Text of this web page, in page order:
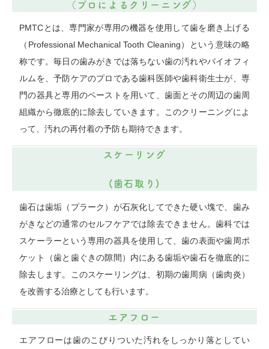
（プロによるクリーニング）
PMTCとは、専門家が専用の機器を使用して歯を磨き上げる
（Professional Mechanical Tooth Cleaning）という意味の略
称です。毎日の歯みがきでは落ちない歯の汚れやバイオフィ
ルムを、予防ケアのプロである歯科医師や歯科衛生士が、専
門の器具と専用のペーストを用いて、歯面とその周辺の歯周
組織から徹底的に除去していきます。このクリーニングによ
って、汚れの再付着の予防も期待できます。
スケーリング
(歯石取り)
歯石は歯垢（プラーク）が石灰化してできた硬い塊で、歯み
がきなどの通常のセルフケアでは除去できません。歯科では
スケーラーという専用の器具を使用して、歯の表面や歯周ポ
ケット（歯と歯ぐきの隙間）内にある歯垢や歯石を徹底的に
除去します。このスケーリングは、初期の歯周病（歯肉炎）
を改善する治療としても行います。
エアフロー
エアフローは歯のこびりついた汚れをしっかり落としてい